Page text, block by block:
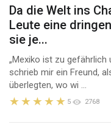
Da die Welt ins
Leute eine
sie je...
„Mexiko ist zu gefährlich
schrieb mir ein Freund,
überlegten, wo wi ...
5 2768